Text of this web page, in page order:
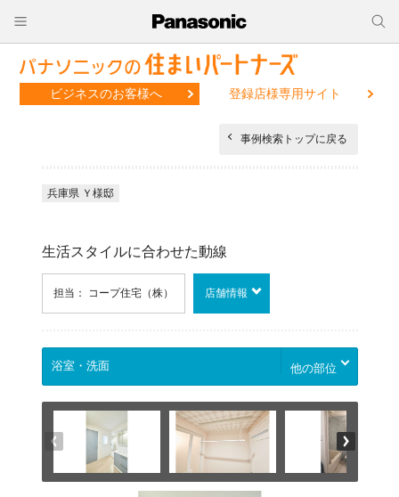
ビジネスのお客様へ 登録店様専用サイト
事例検索トップに戻る
兵庫県 Ｙ様邸
生活スタイルに合わせた動線
担当： コープ住宅（株） 店舗情報
他の部位